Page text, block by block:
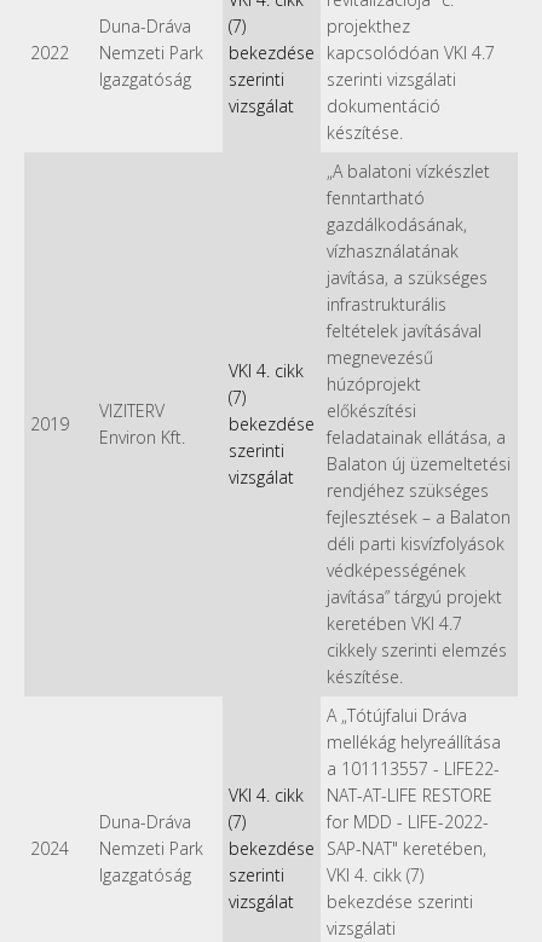
2022
Duna-Dráva
Nemzeti Park
Igazgatóság
(7)
bekezdése
szerinti
vizsgálat
projekthez
kapcsolódóan VKI 4.7
szerinti vizsgálati
dokumentáció
készítése.
2019
VIZITERV
Environ Kft.
VKI 4. cikk
(7)
bekezdése
szerinti
vizsgálat
„A balatoni vízkészlet
fenntartható
gazdálkodásának,
vízhasználatának
javítása, a szükséges
infrastrukturális
feltételek javításával
megnevezésű
húzóprojekt
előkészítési
feladatainak ellátása, a
Balaton új üzemeltetési
rendjéhez szükséges
fejlesztések – a Balaton
déli parti kisvízfolyások
védképességének
javítása” tárgyú projekt
keretében VKI 4.7
cikkely szerinti elemzés
készítése.
2024
Duna-Dráva
Nemzeti Park
Igazgatóság
VKI 4. cikk
(7)
bekezdése
szerinti
vizsgálat
A „Tótújfalui Dráva
mellékág helyreállítása
a 101113557 - LIFE22-
NAT-AT-LIFE RESTORE
for MDD - LIFE-2022-
SAP-NAT" keretében,
VKI 4. cikk (7)
bekezdése szerinti
vizsgálati